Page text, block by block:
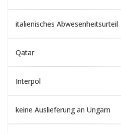
italienisches Abwesenheitsurteil
Qatar
Interpol
keine Auslieferung an Ungarn